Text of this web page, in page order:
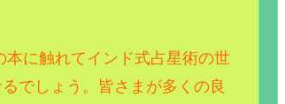
本に触れてインド式占星術の世
でしょう。 皆さまが多くの良